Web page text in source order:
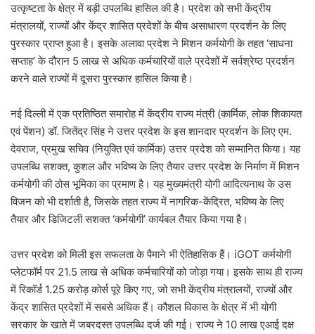
उत्कृष्टता के क्षेत्र में बड़ी उपलब्धि हासिल की है। प्रदेश को सभी केंद्रीय
मंत्रालयों, राज्यों और केंद्र शासित प्रदेशों के बीच असाधारण प्रदर्शन के लिए
पुरस्कार प्राप्त हुआ है। इसके अलावा प्रदेश ने मिशन कर्मयोगी के तहत ‘साधना
सप्ताह’ के दौरान 5 लाख से अधिक कर्मचारियों वाले प्रदेशों में सर्वश्रेष्ठ प्रदर्शन
करने वाले राज्यों में दूसरा पुरस्कार हासिल किया है।
नई दिल्ली में एक प्रतिष्ठित समारोह में केंद्रीय राज्य मंत्री (कार्मिक, लोक शिकायत
एवं पेंशन) डॉ. जितेंद्र सिंह ने उत्तर प्रदेश के इस शानदार प्रदर्शन के लिए एम.
देवराज, प्रमुख सचिव (नियुक्ति एवं कार्मिक) उत्तर प्रदेश को सम्मानित किया। यह
उपलब्धि सशक्त, कुशल और भविष्य के लिए तैयार उत्तर प्रदेश के निर्माण में मिशन
कर्मयोगी की ठोस भूमिका का प्रमाण है। यह मुख्यमंत्री योगी आदित्यनाथ के उस
विजन को भी दर्शाती है, जिसके तहत राज्य में नागरिक-केंद्रित, भविष्य के लिए
तैयार और डिजिटली सशक्त ‘कर्मयोगी’ कार्यबल तैयार किया गया है।
उत्तर प्रदेश को मिली इस सफलता के पैमाने भी ऐतिहासिक हैं। iGOT कर्मयोगी
प्लेटफॉर्म पर 21.5 लाख से अधिक कर्मचारियों को जोड़ा गया। इसके साथ ही राज्य
में रिकॉर्ड 1.25 करोड़ कोर्स पूरे किए गए, जो सभी केंद्रीय मंत्रालयों, राज्यों और
केंद्र शासित प्रदेशों में सबसे अधिक हैं। कौशल विकास के क्षेत्र में भी योगी
सरकार के खाते में जबरदस्त उपलब्धि दर्ज की गई। राज्य ने 10 लाख एआई दक्ष